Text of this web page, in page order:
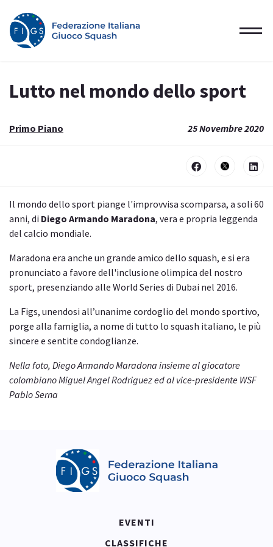
Lutto nel mondo dello sport
Primo Piano 25 Novembre 2020
Il mondo dello sport piange l'improvvisa scomparsa, a soli 60
anni, di Diego Armando Maradona, vera e propria leggenda
del calcio mondiale.
Maradona era anche un grande amico dello squash, e si era
pronunciato a favore dell'inclusione olimpica del nostro
sport, presenziando alle World Series di Dubai nel 2016.
La Figs, unendosi all’unanime cordoglio del mondo sportivo,
porge alla famiglia, a nome di tutto lo squash italiano, le più
sincere e sentite condoglianze.
Nella foto, Diego Armando Maradona insieme al giocatore
colombiano Miguel Angel Rodriguez ed al vice-presidente WSF
Pablo Serna
EVENTI
CLASSIFICHE